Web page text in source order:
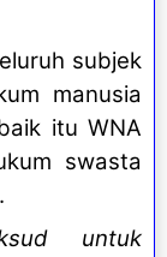
subjek
manusia
itu WNA
swasta
untuk